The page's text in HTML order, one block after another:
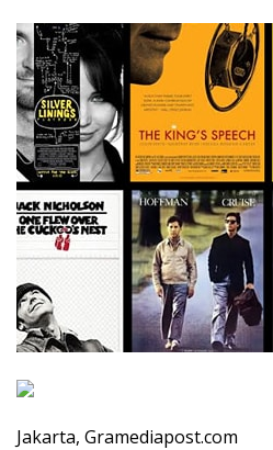
Jakarta, Gramediapost.com